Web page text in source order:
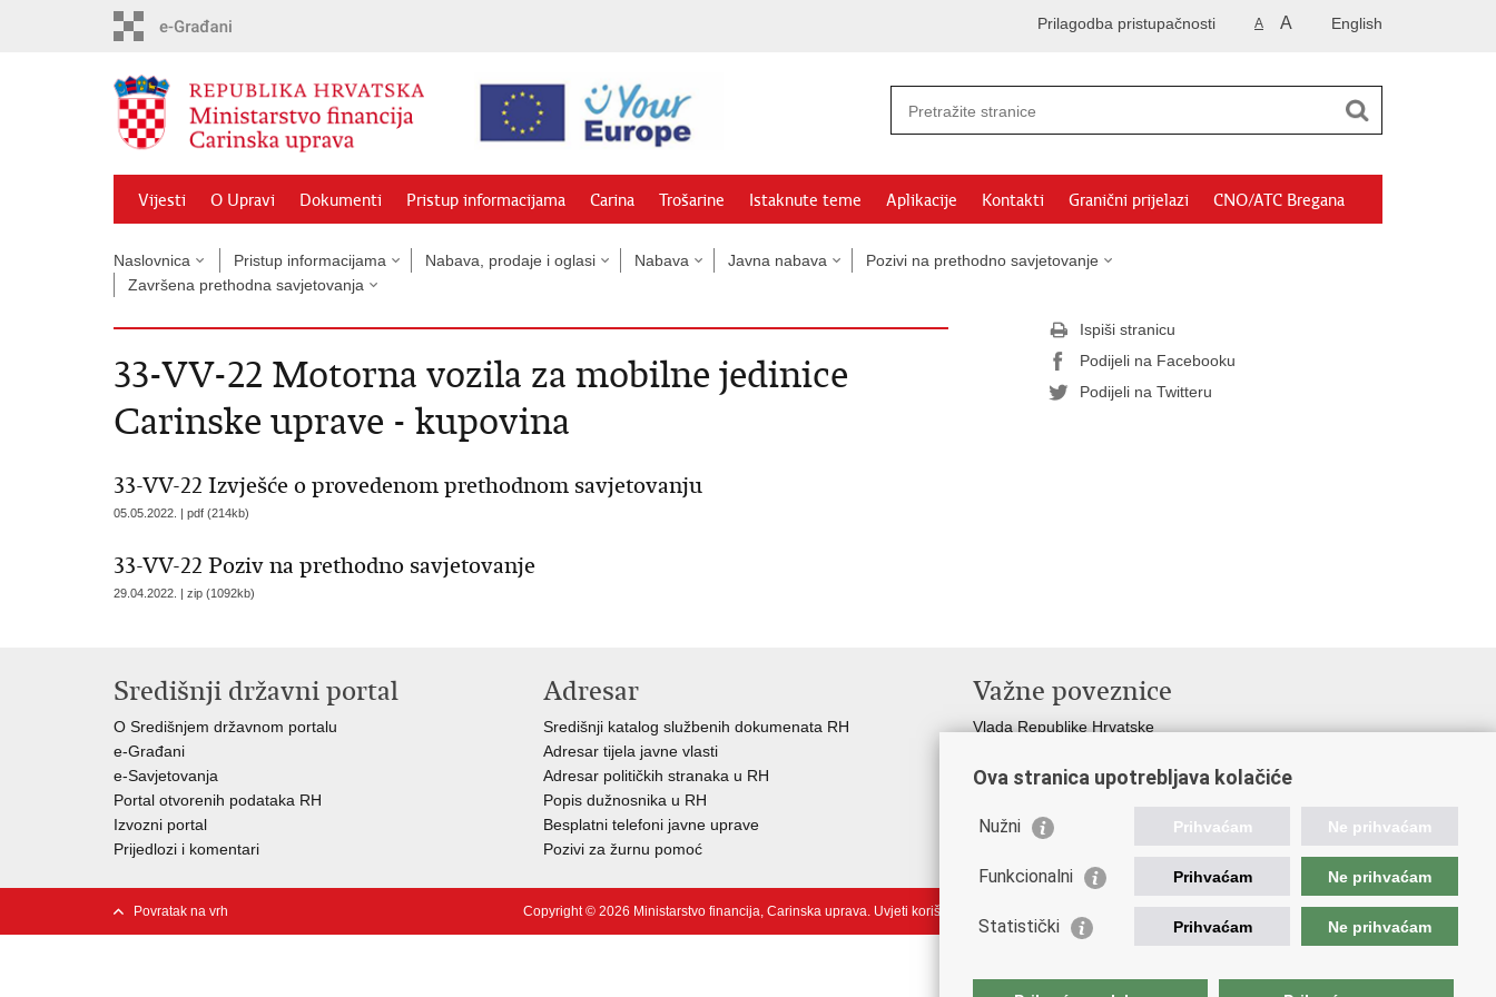
English
A A
Prilagodba pristupačnosti
Vijesti O Upravi Dokumenti Pristup informacijama Carina Trošarine Istaknute teme Aplikacije Kontakti Granični prijelazi CNO/ATC Bregana
Naslovnica Pristup informacijama Nabava, prodaje i oglasi Nabava Javna nabava
Pozivi na prethodno savjetovanje
Završena prethodna savjetovanja
33-VV-22 Motorna vozila za mobilne jedinice
Carinske uprave - kupovina
33-VV-22 Izvješće o provedenom prethodnom savjetovanju
05.05.2022. | pdf (214kb)
33-VV-22 Poziv na prethodno savjetovanje
29.04.2022. | zip (1092kb)
Ispiši stranicu
Podijeli na Facebooku
Podijeli na Twitteru
Središnji državni portal
O Središnjem državnom portalu
e-Građani
e-Savjetovanja
Portal otvorenih podataka RH
Izvozni portal
Prijedlozi i komentari
Adresar
Središnji katalog službenih dokumenata RH
Adresar tijela javne vlasti
Adresar političkih stranaka u RH
Popis dužnosnika u RH
Besplatni telefoni javne uprave
Pozivi za žurnu pomoć
Važne poveznice
Vlada Republike Hrvatske
Europska komisija
Taxation and Customs Union
Povratak na vrh Copyright © 2026 Ministarstvo financija, Carinska uprava. Uvjeti korištenja
Ova stranica upotrebljava kolačiće
Nužni Prihvaćam Ne prihvaćam
Funkcionalni Prihvaćam Ne prihvaćam
Statistički Prihvaćam Ne prihvaćam